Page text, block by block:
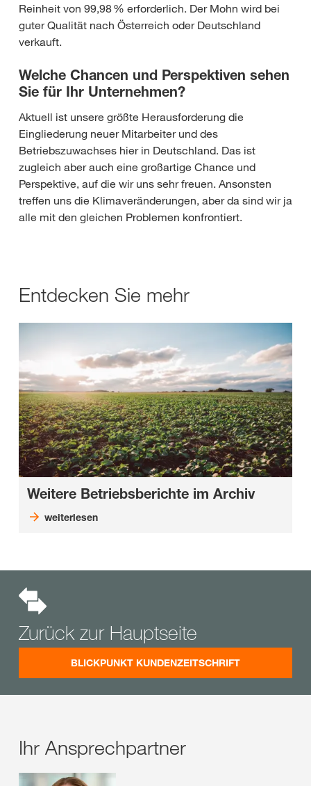
Reinheit von 99,98 % erforderlich. Der Mohn wird bei
guter Qualität nach Österreich oder Deutschland
verkauft.
Welche Chancen und Perspektiven sehen
Sie für Ihr Unternehmen?
Aktuell ist unsere größte Herausforderung die
Eingliederung neuer Mitarbeiter und des
Betriebszuwachses hier in Deutschland. Das ist
zugleich aber auch eine großartige Chance und
Perspektive, auf die wir uns sehr freuen. Ansonsten
treffen uns die Klimaveränderungen, aber da sind wir ja
alle mit den gleichen Problemen konfrontiert.
Entdecken Sie mehr
Weitere Betriebsberichte im Archiv
weiterlesen
Zurück zur Hauptseite
BLICKPUNKT KUNDENZEITSCHRIFT
Ihr Ansprechpartner